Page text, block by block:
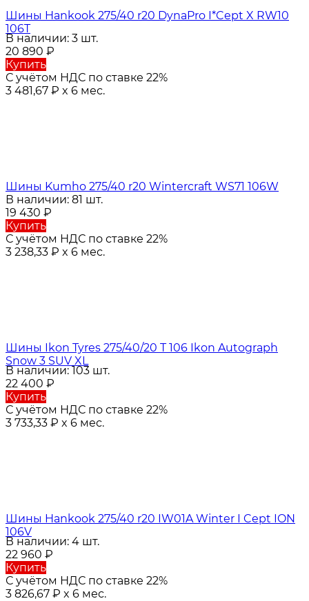
Шины Hankook 275/40 r20 DynaPro I*Cept X RW10
106T
В наличии: 3 шт.
20 890 ₽
Купить
С учётом НДС по ставке 22%
3 481,67 ₽ x 6 мес.
Шины Kumho 275/40 r20 Wintercraft WS71 106W
В наличии: 81 шт.
19 430 ₽
Купить
С учётом НДС по ставке 22%
3 238,33 ₽ x 6 мес.
Шины Ikon Tyres 275/40/20 T 106 Ikon Autograph
Snow 3 SUV XL
В наличии: 103 шт.
22 400 ₽
Купить
С учётом НДС по ставке 22%
3 733,33 ₽ x 6 мес.
Шины Hankook 275/40 r20 IW01A Winter I Cept ION
106V
В наличии: 4 шт.
22 960 ₽
Купить
С учётом НДС по ставке 22%
3 826,67 ₽ x 6 мес.